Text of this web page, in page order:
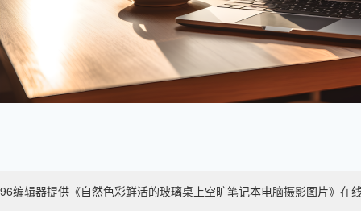
96编辑器提供《自然色彩鲜活的玻璃桌上空旷笔记本电脑摄影图片》